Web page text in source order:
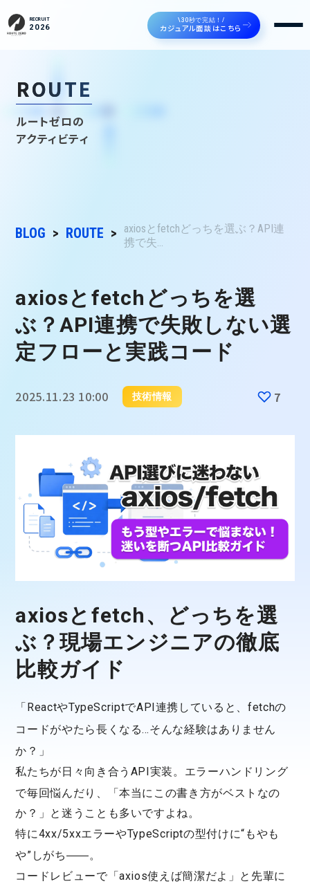
RECRUIT
2026
\30秒で完結！/
カジュアル面談はこちら
ROUTE
ルートゼロの
アクティビティ
BLOG ROUTE
axiosとfetchどっちを選ぶ？API連
携で失...
axiosとfetchどっちを選
ぶ？API連携で失敗しない選
定フローと実践コード
2025.11.23 10:00 技術情報 7
axiosとfetch、どっちを選
ぶ？現場エンジニアの徹底
比較ガイド
「ReactやTypeScriptでAPI連携していると、 fetchの
コードがやたら長くなる…そんな経験はありません
か？」
私たちが日々向き合う API実装。エラーハンドリング
で毎回悩んだり、「本当にこの書き方がベストなの
か？」と迷うことも多いですよね。
特に4xx/5xxエラーやTypeScriptの型付けに“もやも
や”しがち――。
コードレビューで「axios使えば簡潔だよ 」と先輩に